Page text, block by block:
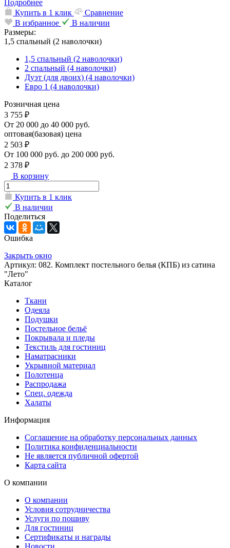
Подробнее
Купить в 1 клик
Сравнение
В избранное
В наличии
Размеры:
1,5 спальный (2 наволочки)
1,5 спальный (2 наволочки)
2 спальный (4 наволочки)
Дуэт (для двоих) (4 наволочки)
Евро 1 (4 наволочки)
Розничная цена
3 755 ₽
От 20 000 до 40 000 руб.
оптовая(базовая) цена
2 503 ₽
От 100 000 руб. до 200 000 руб.
2 378 ₽
В корзину
Купить в 1 клик
В наличии
Поделиться
Ошибка
Закрыть окно
Артикул: 082. Комплект постельного белья (КПБ) из сатина
"Лето"
Каталог
Ткани
Одеяла
Подушки
Постельное бельё
Покрывала и пледы
Текстиль для гостиниц
Наматрасники
Укрывной материал
Полотенца
Распродажа
Спец. одежда
Халаты
Информация
Соглашение на обработку персональных данных
Политика конфиденциальности
Не является публичной офертой
Карта сайта
О компании
О компании
Условия сотрудничества
Услуги по пошиву
Для гостиниц
Сертификаты и награды